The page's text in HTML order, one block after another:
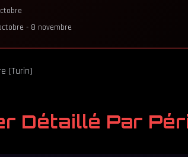
- 8 novembre
(Turin)
Détaillé Par